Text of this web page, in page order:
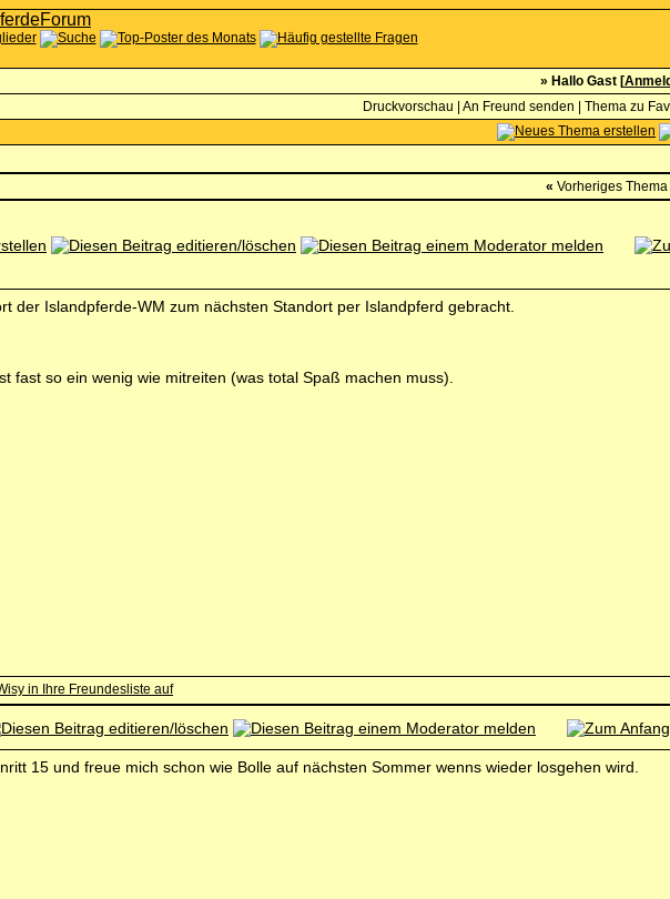
» Hallo Gast [
Druckvorschau An Freund senden
Thema zu
« Vorheriges Thema
der Islandpferde-WM zum nächsten Standort per Islandpferd gebracht.
fast so ein wenig wie mitreiten (was total Spaß machen muss).
15 und freue mich schon wie Bolle auf nächsten Sommer wenns wieder losgehen wird.